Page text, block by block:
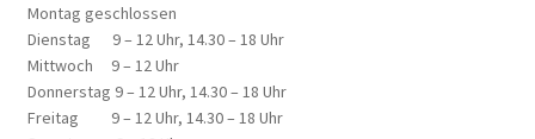
Montag geschlossen
Dienstag 9 – 12 Uhr, 14.30 – 18 Uhr
Mittwoch 9 – 12 Uhr
Donnerstag 9 – 12 Uhr, 14.30 – 18 Uhr
Freitag 9 – 12 Uhr, 14.30 – 18 Uhr